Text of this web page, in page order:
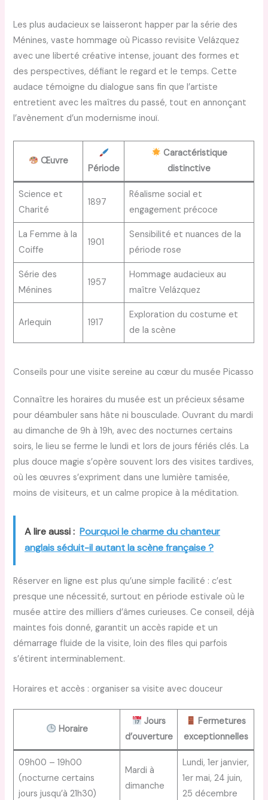
Les plus audacieux se laisseront happer par la série des
Ménines, vaste hommage où Picasso revisite Velázquez
avec une liberté créative intense, jouant des formes et
des perspectives, défiant le regard et le temps. Cette
audace témoigne du dialogue sans fin que l’artiste
entretient avec les maîtres du passé, tout en annonçant
l’avènement d’un modernisme inouï.
Œuvre
Période
Caractéristique
distinctive
Science et
Charité
1897
Réalisme social et
engagement précoce
La Femme à la
Coiffe
1901
Sensibilité et nuances de la
période rose
Série des
Ménines
1957
Hommage audacieux au
maître Velázquez
Arlequin 1917
Exploration du costume et
de la scène
Conseils pour une visite sereine au cœur du musée Picasso
Connaître les horaires du musée est un précieux sésame
pour déambuler sans hâte ni bousculade. Ouvrant du mardi
au dimanche de 9h à 19h, avec des nocturnes certains
soirs, le lieu se ferme le lundi et lors de jours fériés clés. La
plus douce magie s’opère souvent lors des visites tardives,
où les œuvres s’expriment dans une lumière tamisée,
moins de visiteurs, et un calme propice à la méditation.
A lire aussi : Pourquoi le charme du chanteur
anglais séduit-il autant la scène française ?
Réserver en ligne est plus qu’une simple facilité : c’est
presque une nécessité, surtout en période estivale où le
musée attire des milliers d’âmes curieuses. Ce conseil, déjà
maintes fois donné, garantit un accès rapide et un
démarrage fluide de la visite, loin des files qui parfois
s’étirent interminablement.
Horaires et accès : organiser sa visite avec douceur
Horaire
Jours
d’ouverture
Fermetures
exceptionnelles
09h00 – 19h00
(nocturne certains
jours jusqu’à 21h30)
Mardi à
dimanche
Lundi, 1er janvier,
1er mai, 24 juin,
25 décembre